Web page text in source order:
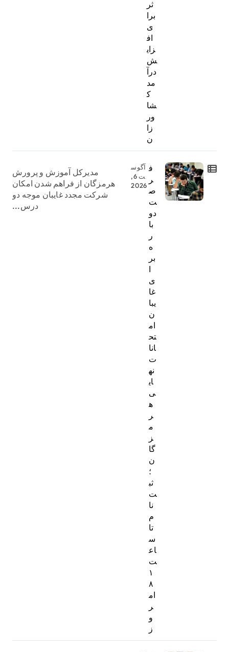
ثر
برا
ی
اف
زای
ش
درآ
مد
ک
شا
ور
زا
ن
ف
ر
ص
ت
دو
با
ر
ه
بر
ا
ی
غا
یبا
ن
ام
تح
انا
ت
نه
ای
ی
ه
ر
م
ز
گا
ن
؛
ثب
ت‌
نا
م
تا
س
اع
ت
۱
۸
ام
ر
و
ز
آگوس
ت 6,
2026
مدیرکل آموزش و پرورش
هرمزگان از فراهم شدن امکان
شرکت مجدد غایبان موجه دو
درس...